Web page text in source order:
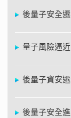
後量子安全
量子風險逼
後量子資安
後量子安全